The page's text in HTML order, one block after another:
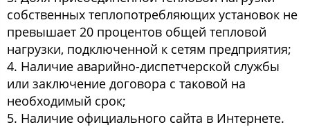
собственных теплопотребляющих установок не
превышает 20 процентов общей тепловой
нагрузки, подключенной к сетям предприятия;
4. Наличие аварийно-диспетчерской службы
или заключение договора с таковой на
необходимый срок;
5. Наличие официального сайта в Интернете.